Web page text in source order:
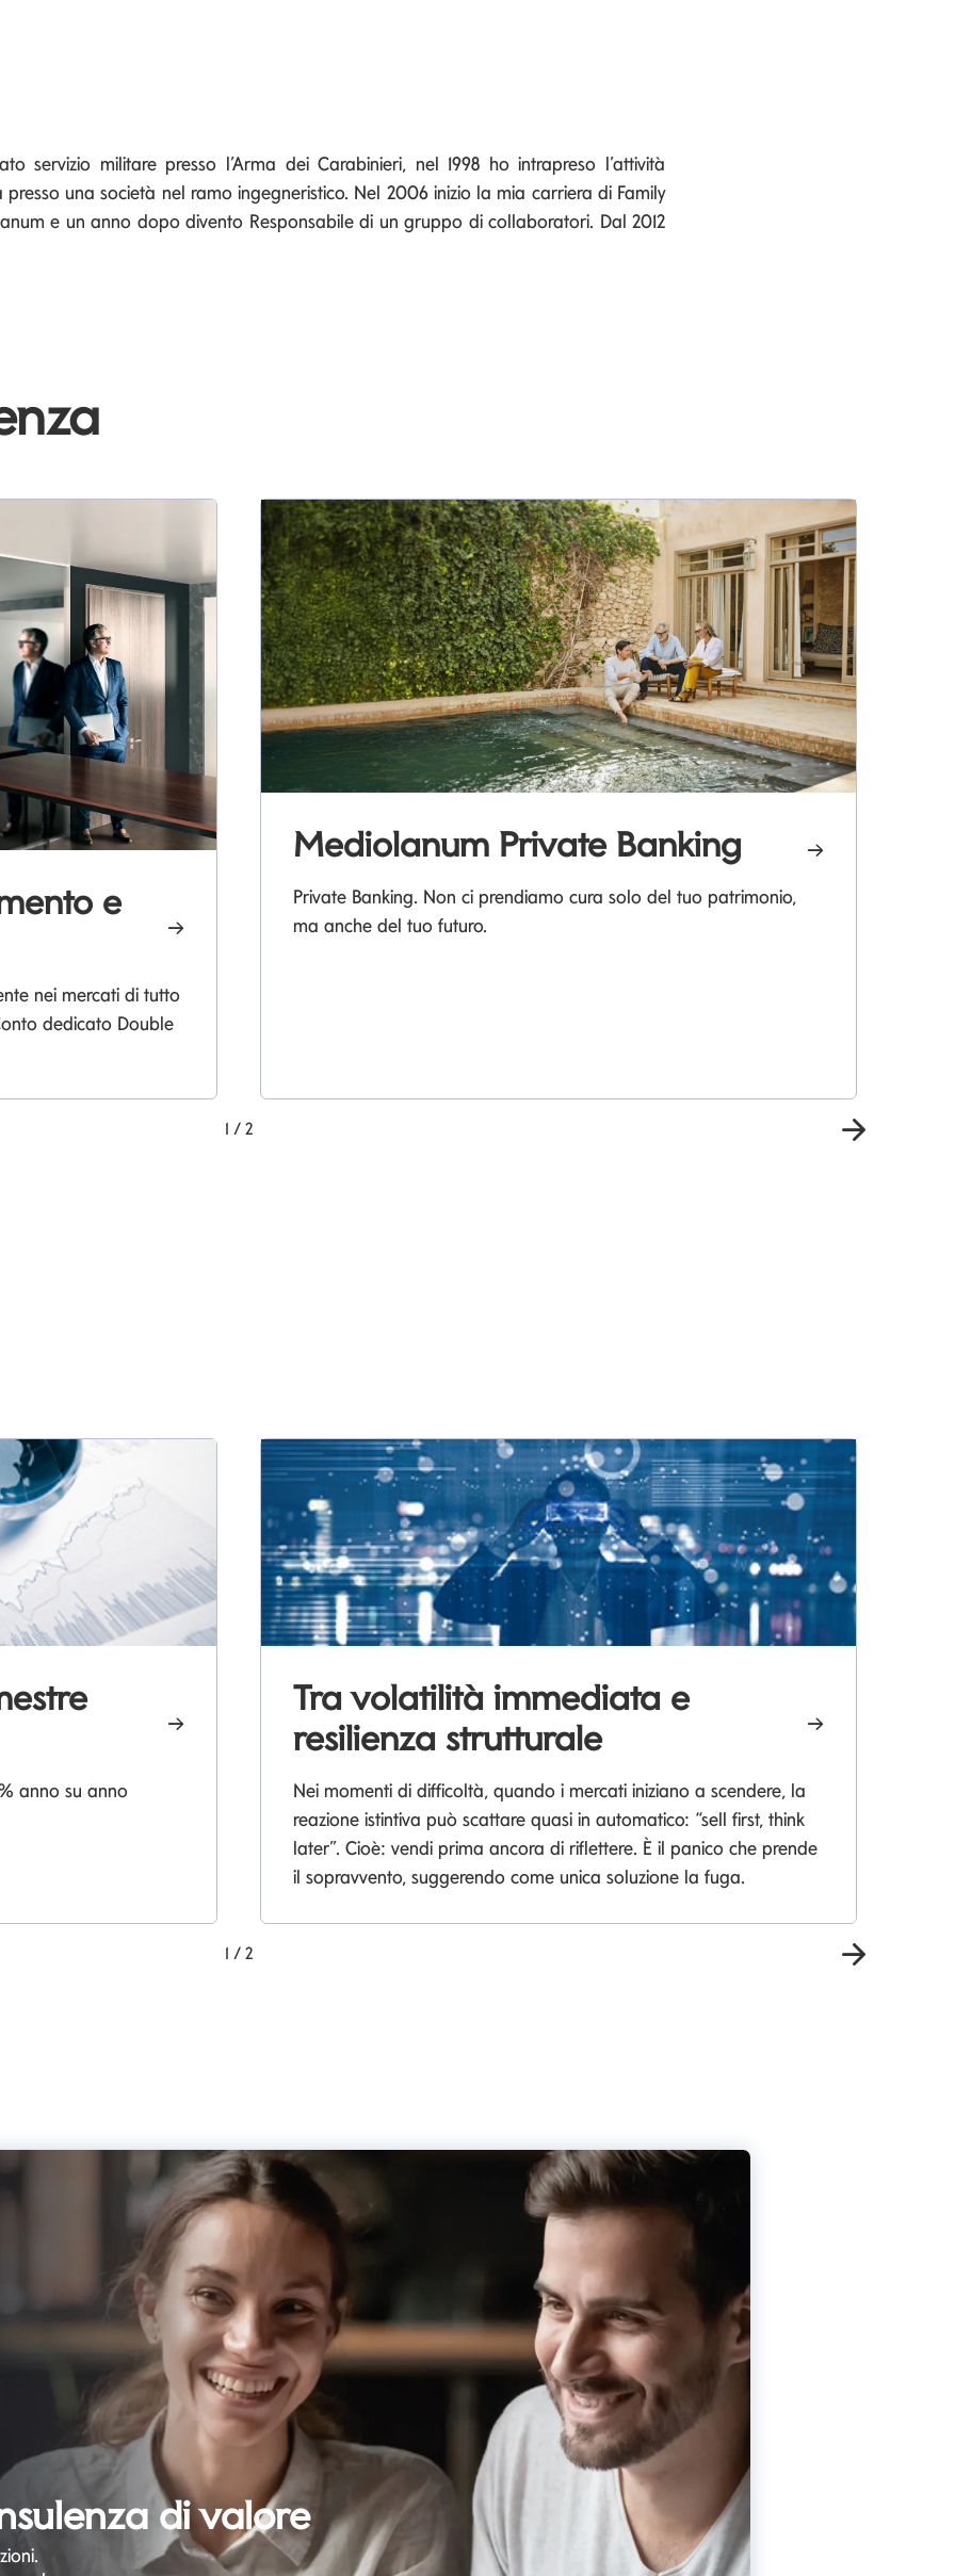
servizio militare presso l’Arma dei Carabinieri, nel 1998 ho intrapreso l’attività
una società nel ramo ingegneristico. Nel 2006 inizio la mia carriera di Family
e un anno dopo divento Responsabile di un gruppo di collaboratori. Dal 2012
e
nei mercati di tutto
dedicato Double
Mediolanum Private Banking
Private Banking. Non ci prendiamo cura solo del tuo patrimonio,
ma anche del tuo futuro.
1 / 2 Prossima
anno su anno
Tra volatilità immediata e
resilienza strutturale
Nei momenti di difficoltà, quando i mercati iniziano a scendere, la
reazione istintiva può scattare quasi in automatico: “sell first, think
later”. Cioè: vendi prima ancora di riflettere. È il panico che prende
il sopravvento, suggerendo come unica soluzione la fuga.
1 / 2 Avanti
di valore